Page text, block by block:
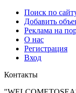
Поиск по
Добавить
Реклама на
О нас
Регистрация
Вход
Контакты